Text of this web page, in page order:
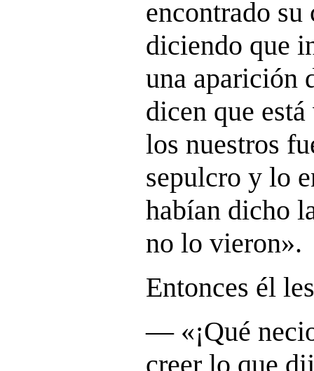
encontrado
diciendo que
una aparición
dicen que
los nuestros
sepulcro y lo
habían dicho
no lo vieron».
Entonces él
― «¡Qué
creer lo que